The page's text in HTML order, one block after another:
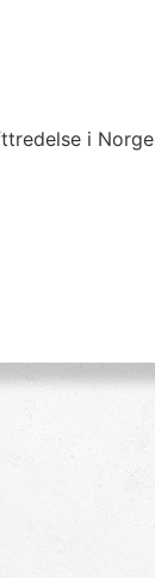
i Norge